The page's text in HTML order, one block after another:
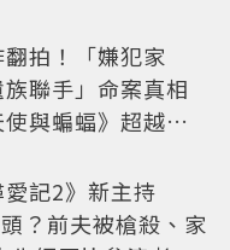
拍！「嫌犯家
聯手」命案真相
與蝙蝠》超越懸
愛記2》新主持
？前夫被槍殺、家